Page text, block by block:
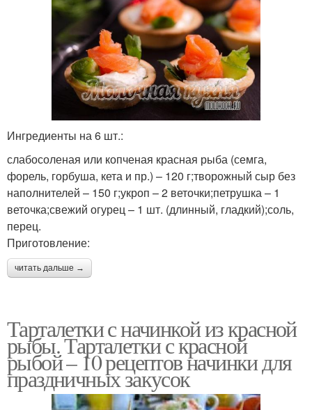
Ингредиенты на 6 шт.:
слабосоленая или копченая красная рыба (семга,
форель, горбуша, кета и пр.) – 120 г;творожный сыр без
наполнителей – 150 г;укроп – 2 веточки;петрушка – 1
веточка;свежий огурец – 1 шт. (длинный, гладкий);соль,
перец.
Приготовление:
читать дальше →
Тарталетки с начинкой из красной
рыбы. Тарталетки с красной
рыбой – 10 рецептов начинки для
праздничных закусок